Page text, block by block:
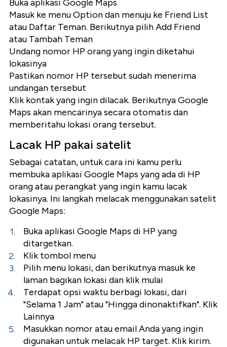
Buka aplikasi Google Maps
Masuk ke menu Option dan menuju ke Friend List
atau Daftar Teman. Berikutnya pilih Add Friend
atau Tambah Teman
Undang nomor HP orang yang ingin diketahui
lokasinya
Pastikan nomor HP tersebut sudah menerima
undangan tersebut
Klik kontak yang ingin dilacak. Berikutnya Google
Maps akan mencarinya secara otomatis dan
memberitahu lokasi orang tersebut.
Lacak HP pakai satelit
Sebagai catatan, untuk cara ini kamu perlu
membuka aplikasi Google Maps yang ada di HP
orang atau perangkat yang ingin kamu lacak
lokasinya. Ini langkah melacak menggunakan satelit
Google Maps:
Buka aplikasi Google Maps di HP yang
ditargetkan.
Klik tombol menu
Pilih menu lokasi, dan berikutnya masuk ke
laman bagikan lokasi dan klik mulai
Terdapat opsi waktu berbagi lokasi, dari
"Selama 1 Jam" atau "Hingga dinonaktifkan". Klik
Lainnya
Masukkan nomor atau email Anda yang ingin
digunakan untuk melacak HP target. Klik kirim.